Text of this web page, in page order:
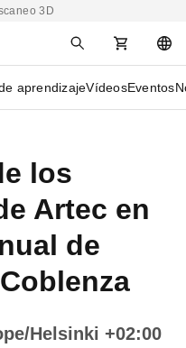
3D
aprendizajeVídeosEventos
los
Artec en
de
Helsinki +02:00